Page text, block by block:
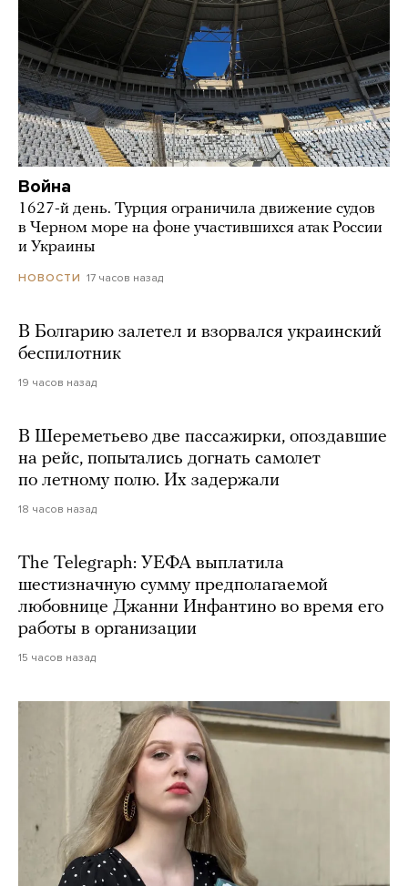
Война
1627-й день. Турция ограничила движение судов
в Черном море на фоне участившихся атак России
и Украины
НОВОСТИ 17 часов назад
В Болгарию залетел и взорвался украинский
беспилотник
19 часов назад
В Шереметьево две пассажирки, опоздавшие
на рейс, попытались догнать самолет
по летному полю. Их задержали
18 часов назад
The Telegraph: УЕФА выплатила
шестизначную сумму предполагаемой
любовнице Джанни Инфантино во время его
работы в организации
15 часов назад